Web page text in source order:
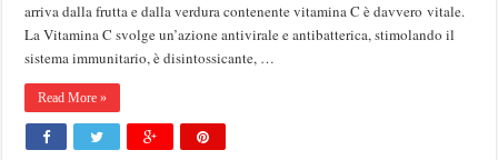
arriva dalla frutta e dalla verdura contenente vitamina C è davvero vitale.
La Vitamina C svolge un’azione antivirale e antibatterica, stimolando il
sistema immunitario, è disintossicante, …
Read More »